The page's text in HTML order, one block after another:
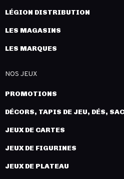
LÉGION DISTRIBUTION
LES MAGASINS
LES MARQUES
NOS JEUX
PROMOTIONS
DÉCORS, TAPIS DE JEU, DÉS,
JEUX DE CARTES
JEUX DE FIGURINES
JEUX DE PLATEAU